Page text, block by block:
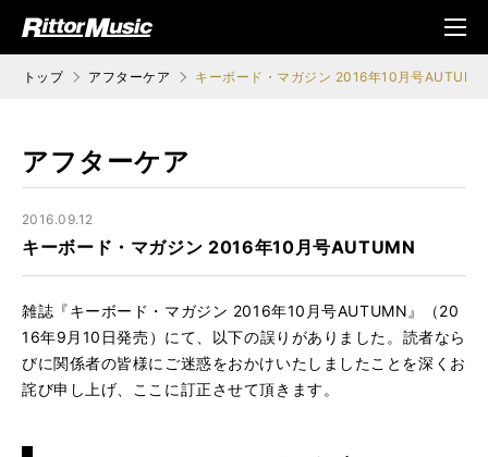
ジック (Rittor Musi
メニ
ュ
トップ アフターケア キーボード・マガジン 2016年10月号AUTUMN
アフターケア
2016.09.12
キーボード・マガジン 2016年10月号AUTUMN
雑誌『キーボード・マガジン 2016年10月号AUTUMN』（20
16年9月10日発売）にて、以下の誤りがありました。読者なら
びに関係者の皆様にご迷惑をおかけいたしましたことを深くお
詫び申し上げ、ここに訂正させて頂きます。